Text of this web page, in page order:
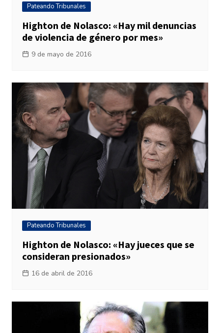
Pateando Tribunales
Highton de Nolasco: «Hay mil denuncias
de violencia de género por mes»
9 de mayo de 2016
Pateando Tribunales
Highton de Nolasco: «Hay jueces que se
consideran presionados»
16 de abril de 2016